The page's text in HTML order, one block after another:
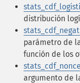
distribución
parámetro de
función de los
argumento de